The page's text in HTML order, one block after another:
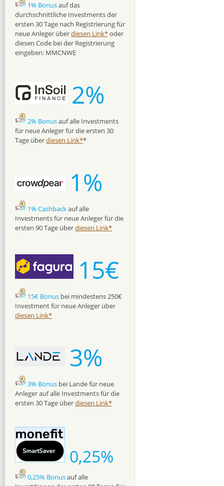
1% Bonusauf das
durchschnittliche Investments der
ersten 30 Tage nach Registrierung für
neue Anleger überdiesen Link*oder
diesen Code bei der Registrierung
eingeben: MMCNWE
2%
2% Bonusauf alle Investments
für neue Anleger für die ersten 30
Tage überdiesen Link**
1%
1% Cashbackauf alle
Investments für neue Anleger für die
ersten 90 Tage überdiesen Link*
15€
15€ Bonus bei mindestens 250€
Investment für neue Anleger über
diesen Link*
3%
3% Bonus bei Lande für neue
Anleger auf alle Investments für die
ersten 30 Tage überdiesen Link*
0,25%
0,25% Bonusauf alle